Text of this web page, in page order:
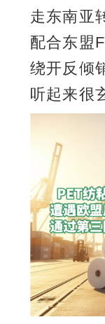
走东南亚
配合东盟
绕开反倾
听起来很